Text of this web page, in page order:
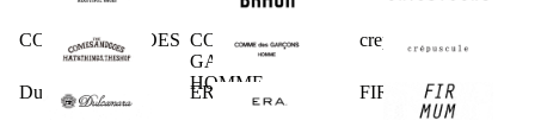
COMESANDGOES COMME des
GARCONS
HOMME
crepuscule
Dulcamara ERA. FIRMUM